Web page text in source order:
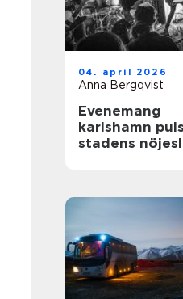
04. april 2026
Anna Bergqvist
Evenemang
karlshamn pulsen i
stadens